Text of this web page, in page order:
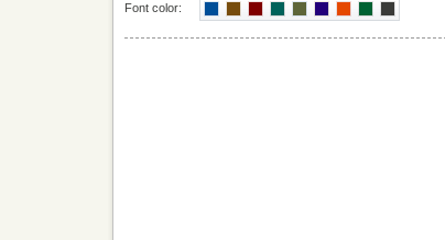
Font color: